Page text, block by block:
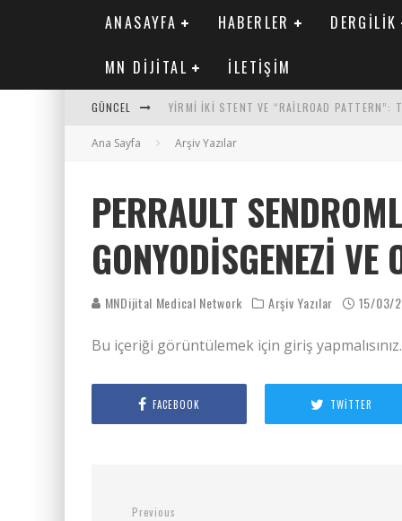
ANASAYFA HABERLER DERGILIK
MN DIJITAL İLETIŞIM
GÜNCEL YIRMI İKI STENT VE “RAILROAD PATTERN”:
SAFEN VEN GREFT HASTALIĞI ILE İLIŞKILI
MN KARDIYOLOJI YIL 33 SAYI 2 2026
Ana Sayfa Arşiv Yazılar
PERRAULT
GONYODISGENEZI
MNDijital Medical Network Arşiv Yazılar 15/03/
Bu içeriği görüntülemek için giriş
FACEBOOK TWITTER
Previous